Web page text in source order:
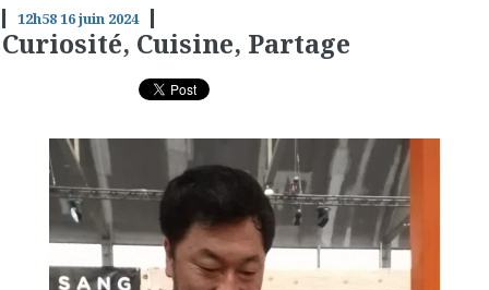
12h5816juin 2024
Curiosité, Cuisine, Partage